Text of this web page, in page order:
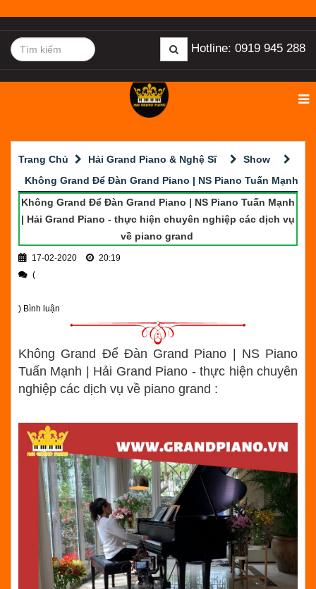
Hotline: 0919 945 288
Trang Chủ Hải Grand Piano & Nghệ Sĩ
Show
Không Grand Để Đàn Grand Piano | NS Piano Tuấn Mạnh
Không Grand Để Đàn Grand Piano | NS Piano Tuấn Mạnh
| Hải Grand Piano - thực hiện chuyên nghiệp các dịch vụ
về piano grand
17-02-2020
20:19
(
) Bình luận
Không Grand Để Đàn Grand Piano | NS Piano
Tuấn Mạnh | Hải Grand Piano - thực hiện chuyên
nghiệp các dịch vụ về piano grand :